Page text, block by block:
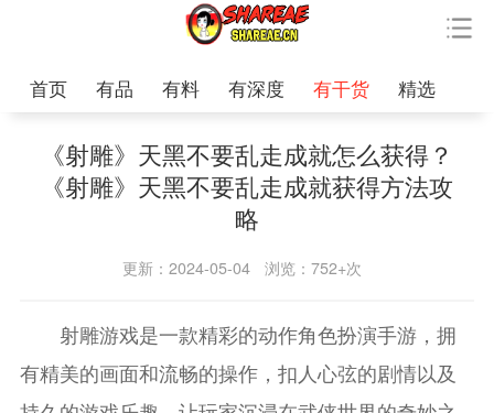
首页 有品 有料 有深度 有干货 精选
《射雕》天黑不要乱走成就怎么获得？
《射雕》天黑不要乱走成就获得方法攻
略
更新：2024-05-04 浏览：752+次
射雕游戏是一款精彩的动作角色扮演手游，拥
有精美的画面和流畅的操作，扣人心弦的剧情以及